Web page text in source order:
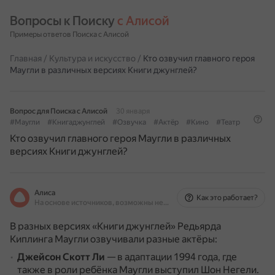
Вопросы к Поиску с Алисой
Примеры ответов Поиска с Алисой
Главная / Культура и искусство / Кто озвучил главного героя
Маугли в различных версиях Книги джунглей?
Вопрос для Поиска с Алисой
30 января
#Маугли
#Книгаджунглей #Озвучка #Актёр #Кино #Театр
Кто озвучил главного героя Маугли в различных
версиях Книги джунглей?
Алиса
На основе источников, возможны неточности
Как это работает?
В разных версиях «Книги джунглей» Редьярда
Киплинга Маугли озвучивали разные актёры:
Джейсон Скотт Ли — в адаптации 1994 года, где
также в роли ребёнка Маугли выступил Шон Негели.